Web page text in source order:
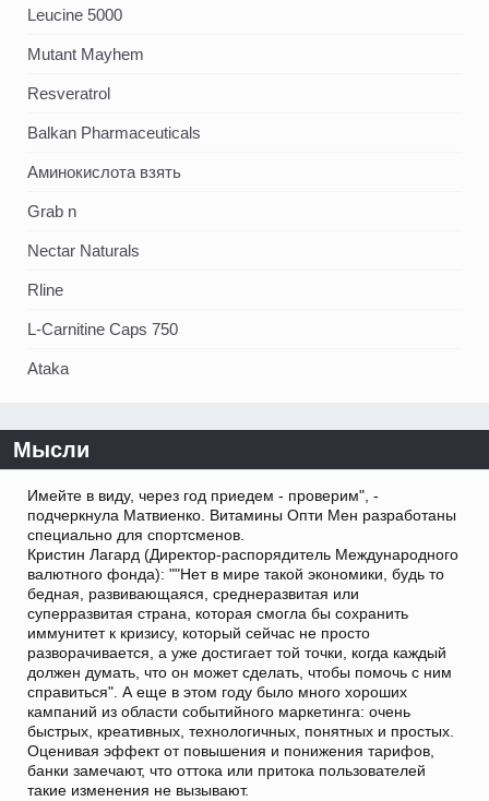
Leucine 5000
Mutant Mayhem
Resveratrol
Balkan Pharmaceuticals
Аминокислота взять
Grab n
Nectar Naturals
Rline
L-Carnitine Caps 750
Ataka
Мысли
Имейте в виду, через год приедем - проверим", -
подчеркнула Матвиенко. Витамины Опти Мен разработаны
специально для спортсменов.
Кристин Лагард (Директор-распорядитель Международного
валютного фонда): ""Нет в мире такой экономики, будь то
бедная, развивающаяся, среднеразвитая или
суперразвитая страна, которая смогла бы сохранить
иммунитет к кризису, который сейчас не просто
разворачивается, а уже достигает той точки, когда каждый
должен думать, что он может сделать, чтобы помочь с ним
справиться". А еще в этом году было много хороших
кампаний из области событийного маркетинга: очень
быстрых, креативных, технологичных, понятных и простых.
Оценивая эффект от повышения и понижения тарифов,
банки замечают, что оттока или притока пользователей
такие изменения не вызывают.